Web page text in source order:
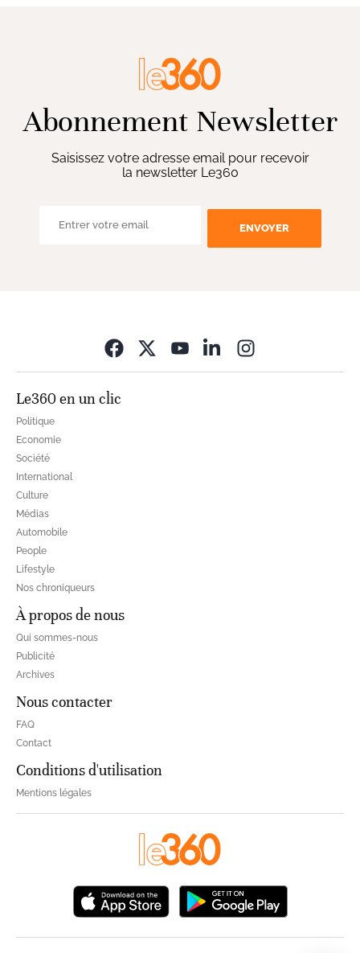
Abonnement Newsletter
Saisissez votre adresse email pour recevoir
la newsletter Le360
ENVOYER
Le360 en un clic
Politique
Economie
Société
International
Culture
Médias
Automobile
People
Lifestyle
Nos chroniqueurs
À propos de nous
Qui sommes-nous
Publicité
Archives
Nous contacter
FAQ
Contact
Conditions d'utilisation
Mentions légales